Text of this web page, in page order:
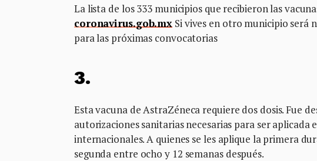
La lista de los 333 municipios que recibieron las
coronavirus.gob.mx Si vives en otro municipio será
para las próximas convocatorias
3.
Esta vacuna de AstraZéneca requiere dos dosis. Fue
autorizaciones sanitarias necesarias para ser
internacionales. A quienes se les aplique la primera
segunda entre ocho y 12 semanas después.